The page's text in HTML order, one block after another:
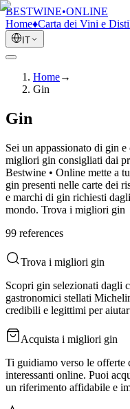
BESTWINE•ONLINE
Home♦Carta dei Vini e
IT
Home→
Gin
Gin
Sei un appassionato di gin
migliori gin consigliati dai
Bestwine • Online mette a
gin presenti nelle carte dei
e marchi di gin richiesti
mondo. Trova i migliori gin
99 references
Trova i migliori gin
Scopri gin selezionati dagli
gastronomici stellati
credibili e legittimi per
Acquista i migliori gin
Ti guidiamo verso le offerte
interessanti online. Puoi
un riferimento affidabile e